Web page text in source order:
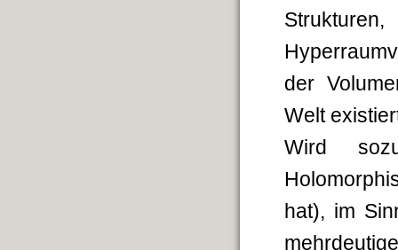
der
Welt
Wird
hat), im